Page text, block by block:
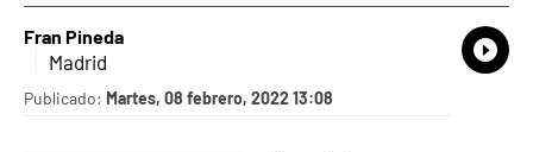
Fran Pineda
Madrid
Publicado: Martes, 08 febrero, 2022 13:08